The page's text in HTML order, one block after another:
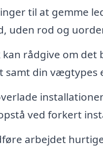
til at gemme
uden rod og
kan rådgive om
samt din vægtypes
ved forkert
arbejdet